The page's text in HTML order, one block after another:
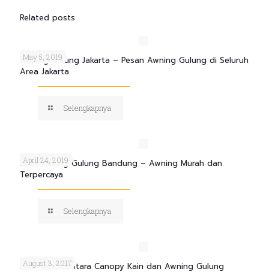
Related posts
May 5, 2019
Awning Gulung Jakarta – Pesan Awning Gulung di Seluruh
Area Jakarta
Selengkapnya
April 24, 2019
Jasa Awning Gulung Bandung – Awning Murah dan
Terpercaya
Selengkapnya
August 3, 2017
Perbedaan Antara Canopy Kain dan Awning Gulung